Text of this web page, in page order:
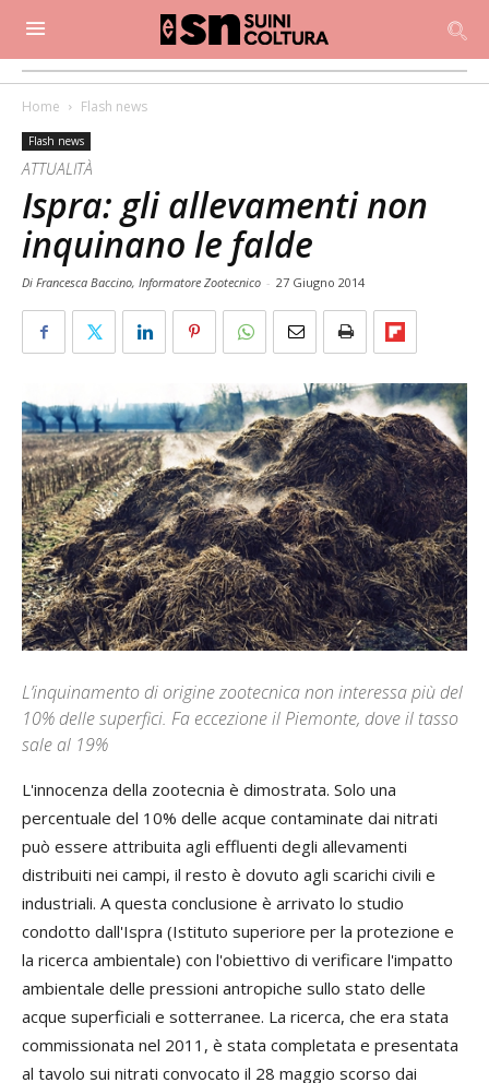
Home Flash news
Flash news
ATTUALITÀ
Ispra: gli allevamenti non
inquinano le falde
Di Francesca Baccino, Informatore Zootecnico - 27 Giugno 2014
L’inquinamento di origine zootecnica non interessa più del
10% delle superfici. Fa eccezione il Piemonte, dove il tasso
sale al 19%
L'innocenza della zootecnia è dimostrata. Solo una
percentuale del 10% delle acque contaminate dai nitrati
può essere attribuita agli effluenti degli allevamenti
distribuiti nei campi, il resto è dovuto agli scarichi civili e
industriali. A questa conclusione è arrivato lo studio
condotto dall'Ispra (Istituto superiore per la protezione e
la ricerca ambientale) con l'obiettivo di verificare l'impatto
ambientale delle pressioni antropiche sullo stato delle
acque superficiali e sotterranee. La ricerca, che era stata
commissionata nel 2011, è stata completata e presentata
al tavolo sui nitrati convocato il 28 maggio scorso dai